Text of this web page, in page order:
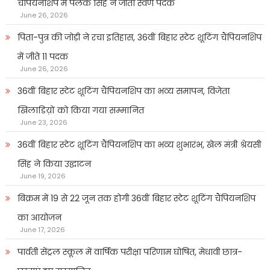
चैंपियनशिप में पलक सिंह ने जीता स्वर्ण पदक
June 26, 2026
पिता-पुत्र की जोड़ी ने रचा इतिहास, 36वीं बिहार स्टेट शूटिंग चैंपियनशिप
में जीते 11 पदक
June 26, 2026
36वीं बिहार स्टेट शूटिंग चैंपियनशिप का भव्य समापन, विजेता
खिलाडिय़ों को किया गया सम्मानित
June 23, 2026
36वीं बिहार स्टेट शूटिंग चैंपियनशिप का भव्य शुभारंभ, खेल मंत्री श्रेयसी
सिंह ने किया उद्घाटन
June 19, 2026
बिक्रम में 19 से 22 जून तक होगी 36वीं बिहार स्टेट शूटिंग चैंपियनशिप
का आयोजन
June 17, 2026
पार्वती सेंट्रल स्कूल में वार्षिक परीक्षा परिणाम घोषित, मेधावी छात्र-